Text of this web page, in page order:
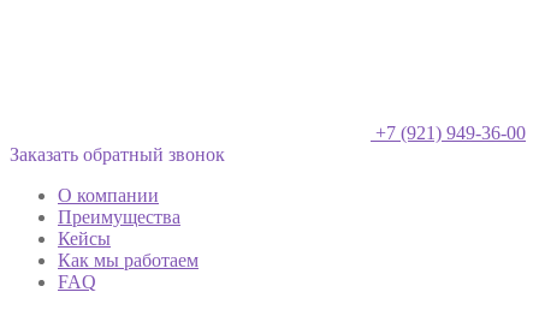
+7 (921) 949-36-00
Заказать обратный звонок
О компании
Преимущества
Кейсы
Как мы работаем
FAQ